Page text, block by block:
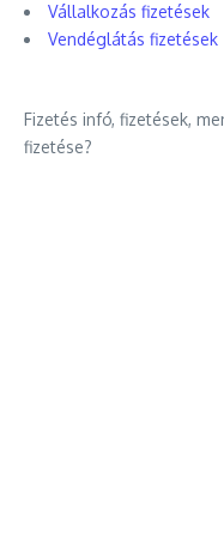
Vállalkozás fizetések
Vendéglátás fizetések
Fizetés infó, fizetések,
fizetése?